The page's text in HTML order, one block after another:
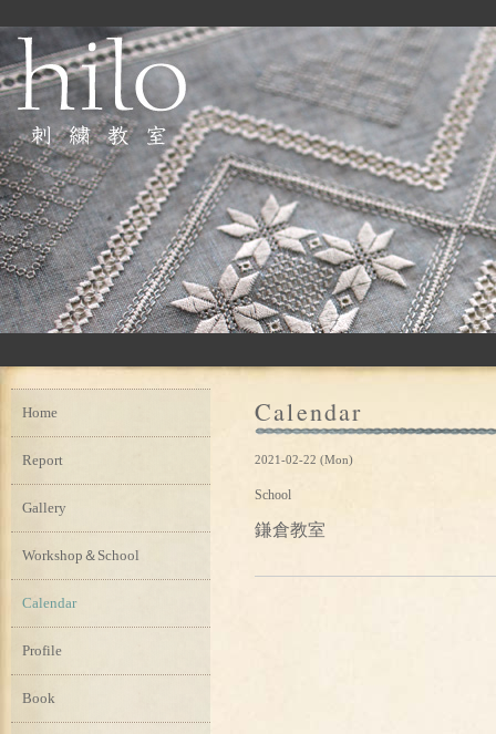
Calendar
2021-02-22 (Mon)
School
鎌倉教室
Home
Report
Gallery
Workshop＆School
Calendar
Profile
Book